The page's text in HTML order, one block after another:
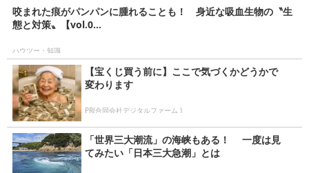
咬まれた痕がパンパンに腫れることも！ 身近な吸血生物の〝生
態と対策〟【vol.0...
ハウツー・知識
【宝くじ買う前に】ここで気づくかどうかで
変わります
PR(合同会社デジタルファーム )
「世界三大潮流」の海峡もある！ 一度は見
てみたい「日本三大急潮」とは